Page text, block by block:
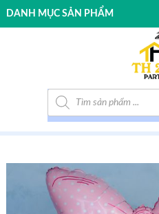
Tìm kiếm sản phẩm
DANH MỤC SẢN PHẨM